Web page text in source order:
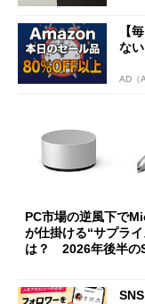
【
ない
AD（
PC市場の逆風下で
が仕掛ける“サプライ
は？ 2026年後半の